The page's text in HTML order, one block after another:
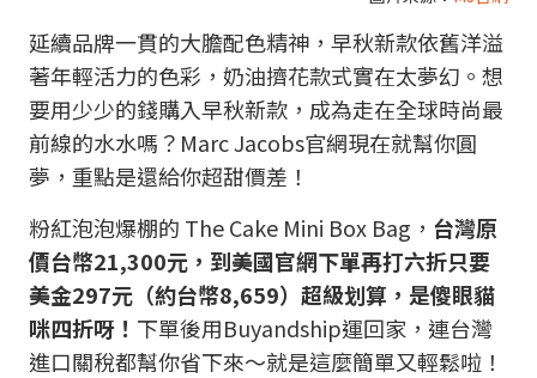
延續品牌一貫的大膽配色精神，早秋新款依舊洋溢
著年輕活力的色彩，奶油擠花款式實在太夢幻。想
要用少少的錢購入早秋新款，成為走在全球時尚最
前線的水水嗎？Marc Jacobs官網現在就幫你圓
夢，重點是還給你超甜價差！
粉紅泡泡爆棚的 The Cake Mini Box Bag， 台灣原
價台幣21,300元，到美國官網下單再打六折只要
美金297元（約台幣8,659）超級划算，是傻眼貓
咪四折呀！ 下單後用Buyandship運回家，連台灣
進口關稅都幫你省下來～就是這麼簡單又輕鬆啦！